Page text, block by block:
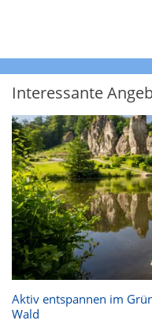
Interessante
Aktiv entspannen im
Wald